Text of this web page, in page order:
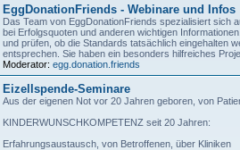
EggDonationFriends - Webinare und Infos
Das Team von EggDonationFriends spezialisiert sich
bei Erfolgsquoten und anderen wichtigen
und prüfen, ob die Standards tatsächlich eingehalten
entsprechen. Sie haben ein besonders hilfreiches
Moderator: egg.donation.friends
Eizellspende-Seminare
Aus der eigenen Not vor 20 Jahren geboren, von
KINDERWUNSCHKOMPETENZ seit 20 Jahren:
Erfahrungsaustausch, von Betroffenen, über Kliniken